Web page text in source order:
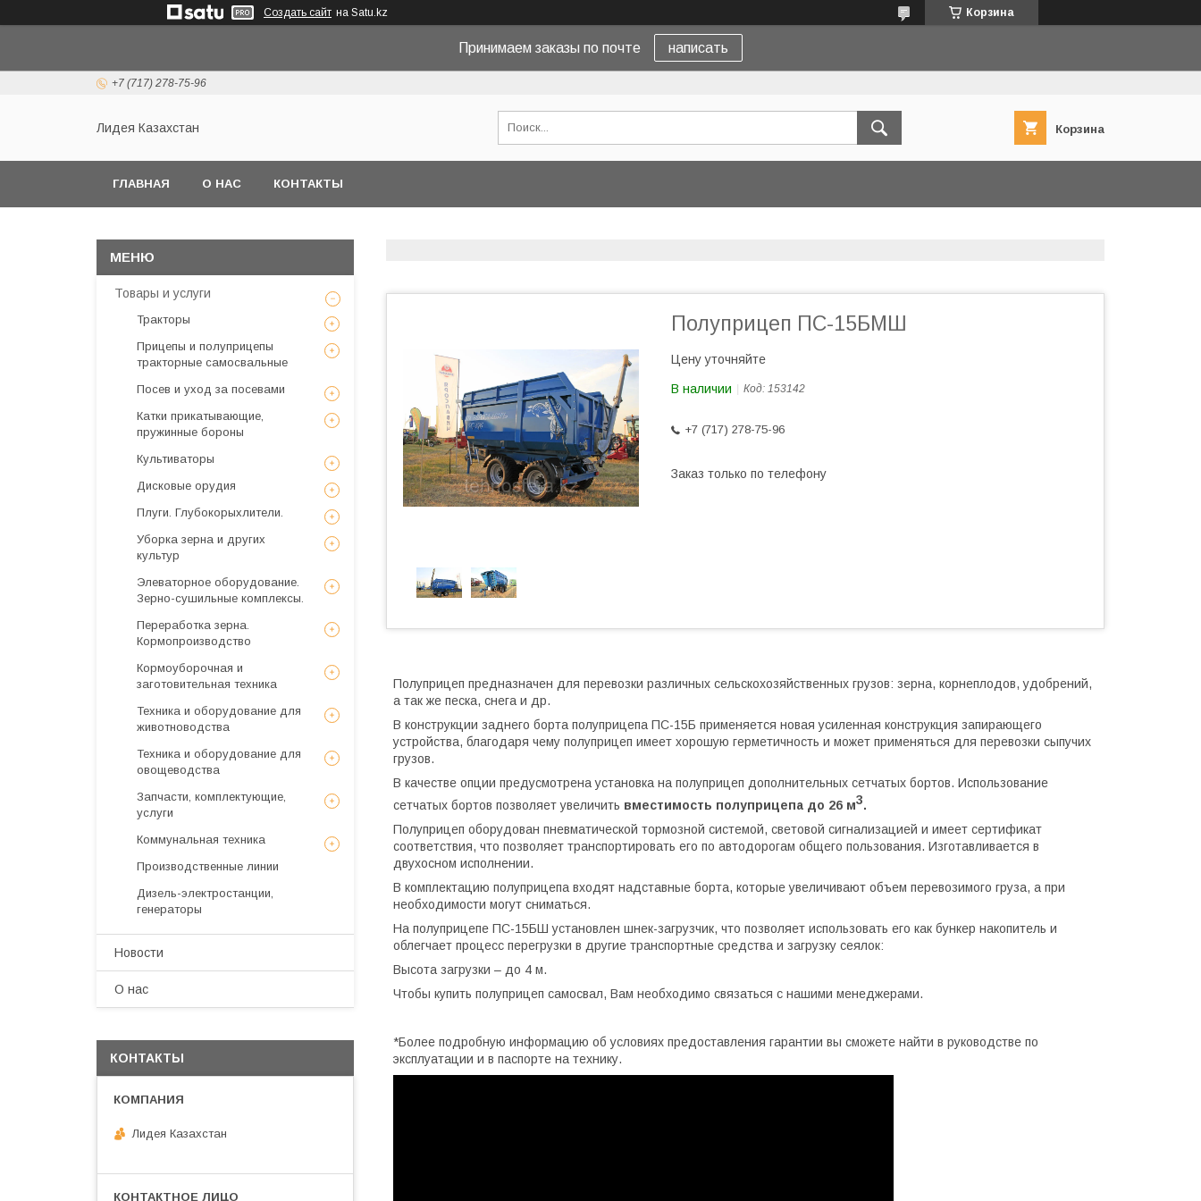
Создать сайт на Satu.kz Корзина
Принимаем заказы по почте написать
+7 (717) 278-75-96
Лидея Казахстан Корзина
ГЛАВНАЯ О НАС КОНТАКТЫ
Полуприцеп ПС-15БМШ
Цену уточняйте
В наличии Код: 153142
+7 (717) 278-75-96
Заказ только по телефону
Полуприцеп предназначен для перевозки различных сельскохозяйственных грузов: зерна, корнеплодов, удобрений,
а так же песка, снега и др.
В конструкции заднего борта полуприцепа ПС-15Б применяется новая усиленная конструкция запирающего
устройства, благодаря чему полуприцеп имеет хорошую герметичность и может применяться для перевозки сыпучих
грузов.
В качестве опции предусмотрена установка на полуприцеп дополнительных сетчатых бортов. Использование
сетчатых бортов позволяет увеличить вместимость полуприцепа до 26 м3.
Полуприцеп оборудован пневматической тормозной системой, световой сигнализацией и имеет сертификат
соответствия, что позволяет транспортировать его по автодорогам общего пользования. Изготавливается в
двухосном исполнении.
В комплектацию полуприцепа входят надставные борта, которые увеличивают объем перевозимого груза, а при
необходимости могут сниматься.
На полуприцепе ПС-15БШ установлен шнек-загрузчик, что позволяет использовать его как бункер накопитель и
облегчает процесс перегрузки в другие транспортные средства и загрузку сеялок:
Высота загрузки – до 4 м.
Чтобы купить полуприцеп самосвал, Вам необходимо связаться с нашими менеджерами.
*Более подробную информацию об условиях предоставления гарантии вы сможете найти в руководстве по
эксплуатации и в паспорте на технику.
Товары и услуги
Тракторы
Прицепы и полуприцепы
тракторные самосвальные
Посев и уход за посевами
Катки прикатывающие,
пружинные бороны
Культиваторы
Дисковые орудия
Плуги. Глубокорыхлители.
Уборка зерна и других
культур
Элеваторное оборудование.
Зерно-сушильные комплексы.
Переработка зерна.
Кормопроизводство
Кормоуборочная и
заготовительная техника
Техника и оборудование для
животноводства
Техника и оборудование для
овощеводства
Запчасти, комплектующие,
услуги
Коммунальная техника
Производственные линии
Дизель-электростанции,
генераторы
Новости
О нас
КОНТАКТЫ
Лидея Казахстан